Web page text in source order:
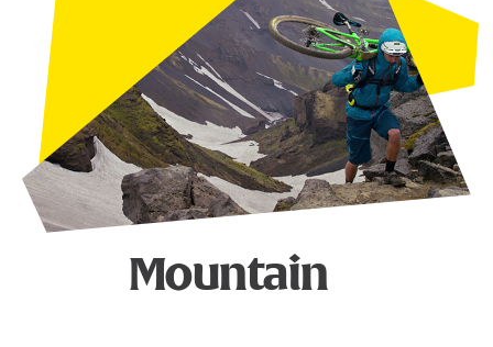
Mountain